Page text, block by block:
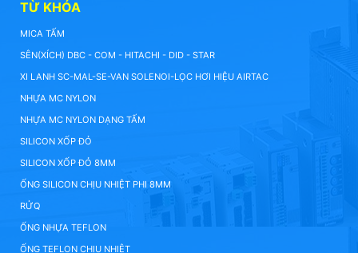
TỪ KHÓA
MICA TẤM
SÊN(XÍCH) DBC - COM - HITACHI - DID - STAR
XI LANH SC-MAL-SE-VAN SOLENOI-LỌC HƠI HIỆU AIRTAC
NHỰA MC NYLON
NHỰA MC NYLON DẠNG TẤM
SILICON XỐP ĐỎ
SILICON XỐP ĐỎ 8MM
ỐNG SILICON CHỊU NHIỆT PHI 8MM
RỬQ
ỐNG NHỰA TEFLON
ỐNG TEFLON CHỊU NHIỆT